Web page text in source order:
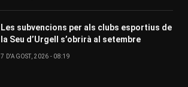
Les subvencions per als clubs esportius de
la Seu d’Urgell s’obrirà al setembre
7 D'AGOST, 2026 - 08:19